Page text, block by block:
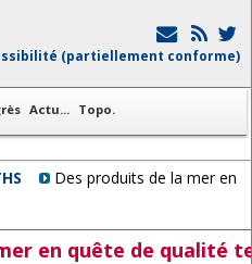
(partiellement conforme)
Actu... Topo.
Des produits de la mer en
en quête de qualité